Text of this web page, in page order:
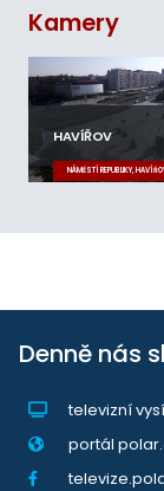
Kamery
HAVÍŘOV
NÁMĚSTÍ REPUBLIKY,
Denně nás
televizní
portál